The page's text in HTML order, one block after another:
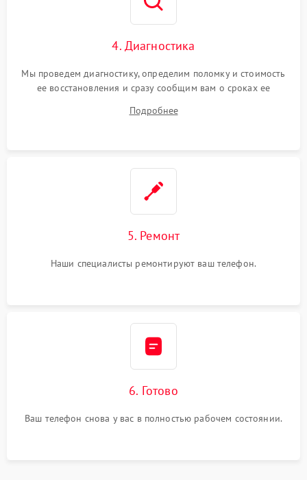
4. Диагностика
Мы проведем диагностику, определим поломку и стоимость
ее восстановления и сразу сообщим вам о сроках ее
Подробнее
5. Ремонт
Наши специалисты ремонтируют ваш телефон.
6. Готово
Ваш телефон снова у вас в полностью рабочем состоянии.